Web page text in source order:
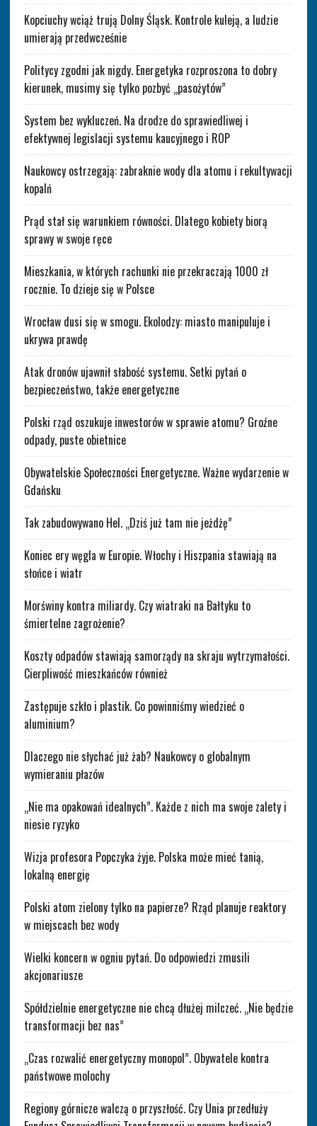
Kopciuchy wciąż trują Dolny Śląsk. Kontrole kuleją, a ludzie
umierają przedwcześnie
Politycy zgodni jak nigdy. Energetyka rozproszona to dobry
kierunek, musimy się tylko pozbyć „pasożytów”
System bez wykluczeń. Na drodze do sprawiedliwej i
efektywnej legislacji systemu kaucyjnego i ROP
Naukowcy ostrzegają: zabraknie wody dla atomu i rekultywacji
kopalń
Prąd stał się warunkiem równości. Dlatego kobiety biorą
sprawy w swoje ręce
Mieszkania, w których rachunki nie przekraczają 1000 zł
rocznie. To dzieje się w Polsce
Wrocław dusi się w smogu. Ekolodzy: miasto manipuluje i
ukrywa prawdę
Atak dronów ujawnił słabość systemu. Setki pytań o
bezpieczeństwo, także energetyczne
Polski rząd oszukuje inwestorów w sprawie atomu? Groźne
odpady, puste obietnice
Obywatelskie Społeczności Energetyczne. Ważne wydarzenie w
Gdańsku
Tak zabudowywano Hel. „Dziś już tam nie jeżdżę”
Koniec ery węgla w Europie. Włochy i Hiszpania stawiają na
słońce i wiatr
Morświny kontra miliardy. Czy wiatraki na Bałtyku to
śmiertelne zagrożenie?
Koszty odpadów stawiają samorządy na skraju wytrzymałości.
Cierpliwość mieszkańców również
Zastępuje szkło i plastik. Co powinniśmy wiedzieć o
aluminium?
Dlaczego nie słychać już żab? Naukowcy o globalnym
wymieraniu płazów
„Nie ma opakowań idealnych”. Każde z nich ma swoje zalety i
niesie ryzyko
Wizja profesora Popczyka żyje. Polska może mieć tanią,
lokalną energię
Polski atom zielony tylko na papierze? Rząd planuje reaktory
w miejscach bez wody
Wielki koncern w ogniu pytań. Do odpowiedzi zmusili
akcjonariusze
Spółdzielnie energetyczne nie chcą dłużej milczeć. „Nie będzie
transformacji bez nas”
„Czas rozwalić energetyczny monopol”. Obywatele kontra
państwowe molochy
Regiony górnicze walczą o przyszłość. Czy Unia przedłuży